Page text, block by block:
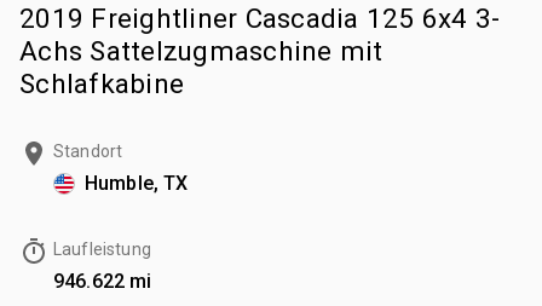
2019 Freightliner Cascadia 125 6x4 3-
Achs Sattelzugmaschine mit
Schlafkabine
Standort
Humble, TX
Laufleistung
946.622 mi